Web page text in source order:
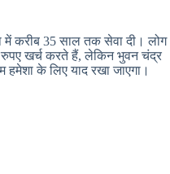
में करीब 35 साल तक सेवा दी। लोग
रुपए खर्च करते हैं, लेकिन भुवन चंद्र
के लिए याद रखा जाएगा।